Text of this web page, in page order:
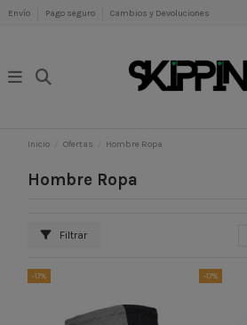
Envío Pago seguro Cambios y Devoluciones
Inicio Ofertas Hombre Ropa
Hombre Ropa
Filtrar
-17% -17%